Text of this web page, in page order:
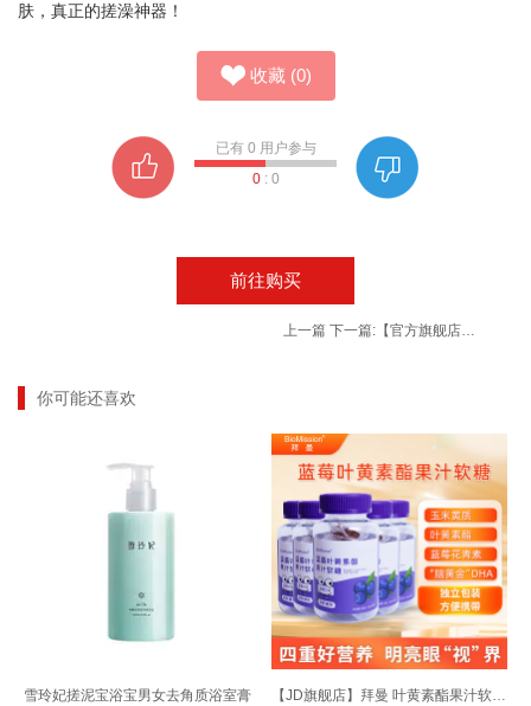
肤，真正的搓澡神器！
收藏 (0)
已有 0 用户参与
0: 0
前往购买
上一篇 下一篇: 【官方旗舰店】杜酱 53度酱香型白酒500ml*6瓶+3手提袋
你可能还喜欢
雪玲妃搓泥宝浴宝男女去角质浴室膏 【JD旗舰店】拜曼 叶黄素酯果汁软糖 30粒*5瓶 蓝莓味（独立包装）